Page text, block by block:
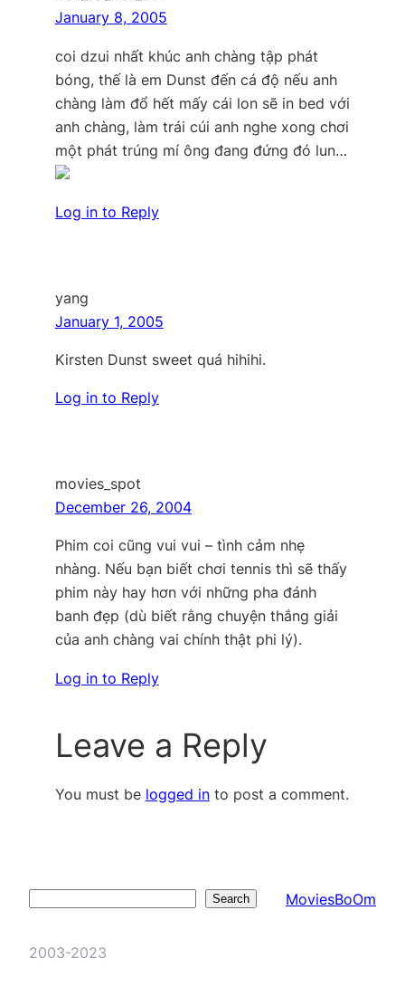
January 8, 2005
coi dzui nhất khúc anh chàng tập phát
bóng, thế là em Dunst đến cá độ nếu anh
chàng làm đổ hết mấy cái lon sẽ in bed với
anh chàng, làm trái cúi anh nghe xong chơi
một phát trúng mí ông đang đứng đó lun…
Log in to Reply
yang
January 1, 2005
Kirsten Dunst sweet quá hihihi.
Log in to Reply
movies_spot
December 26, 2004
Phim coi cũng vui vui – tình cảm nhẹ
nhàng. Nếu bạn biết chơi tennis thì sẽ thấy
phim này hay hơn với những pha đánh
banh đẹp (dù biết rằng chuyện thắng giải
của anh chàng vai chính thật phi lý).
Log in to Reply
Leave a Reply
You must be logged into post a comment.
Search MoviesBoOm
2003-2023